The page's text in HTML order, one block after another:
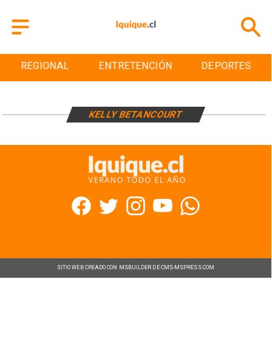
REGIONAL ENTRETENCIÓN DEPORTES
KELLY BETANCOURT
SITIO WEB CREADO CON MSBUILDER DE CMS-MSPRESS.COM